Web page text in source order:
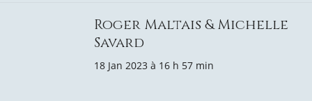
Roger Maltais & Michelle
Savard
18 Jan 2023 à 16 h 57 min